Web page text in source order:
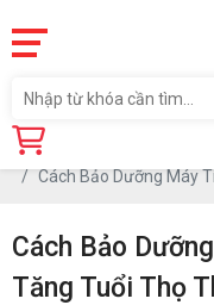
Trang chủ
Cách Bảo Dưỡng Máy
Cách Bảo
Tăng Tuổi Thọ